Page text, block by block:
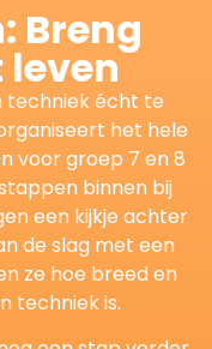
Breng
techniek écht te
het hele
voor groep 7 en 8
binnen bij
een kijkje achter
de slag met een
ze hoe breed en
techniek is.